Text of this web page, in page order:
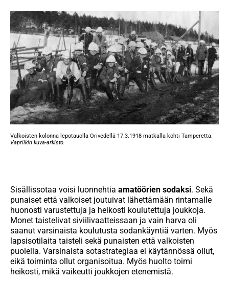
Valkoisten kolonna lepotauolla Orivedellä 17.3.1918 matkalla kohti Tamperetta.
Vapriikin kuva-arkisto.
Sisällissotaa voisi luonnehtia amatöörien sodaksi. Sekä
punaiset että valkoiset joutuivat lähettämään rintamalle
huonosti varustettuja ja heikosti koulutettuja joukkoja.
Monet taistelivat siviilivaatteissaan ja vain harva oli
saanut varsinaista koulutusta sodankäyntiä varten. Myös
lapsisotilaita taisteli sekä punaisten että valkoisten
puolella. Varsinaista sotastrategiaa ei käytännössä ollut,
eikä toiminta ollut organisoitua. Myös huolto toimi
heikosti, mikä vaikeutti joukkojen etenemistä.